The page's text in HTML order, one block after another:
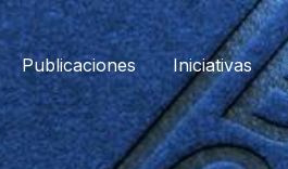
Publicaciones Iniciativas